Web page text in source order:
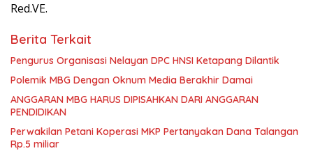
Red.VE.
Berita Terkait
Pengurus Organisasi Nelayan DPC HNSI Ketapang Dilantik
Polemik MBG Dengan Oknum Media Berakhir Damai
ANGGARAN MBG HARUS DIPISAHKAN DARI ANGGARAN
PENDIDIKAN
Perwakilan Petani Koperasi MKP Pertanyakan Dana Talangan
Rp.5 miliar